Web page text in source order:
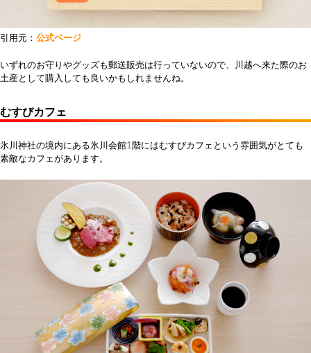
引用元： 公式ページ
いずれのお守りやグッズも郵送販売は行っていないので、川越へ来た際のお
土産として購入しても良いかもしれませんね。
むすびカフェ
氷川神社の境内にある氷川会館1階にはむすびカフェという雰囲気がとても
素敵なカフェがあります。